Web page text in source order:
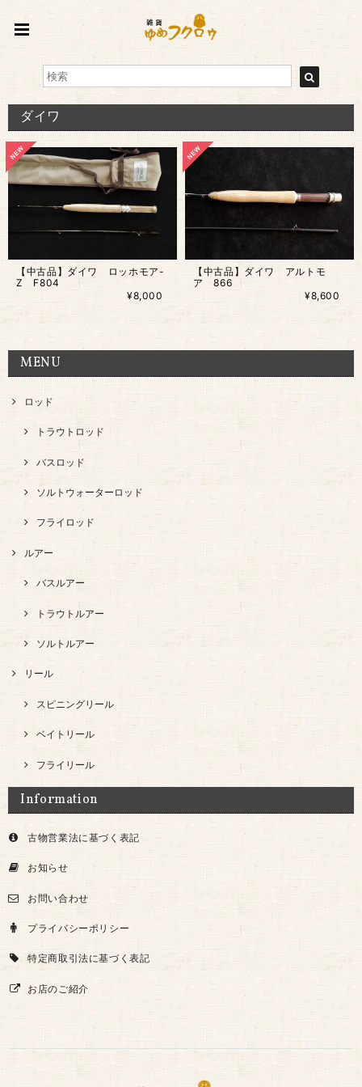
ダイワ
【中古品】ダイワ ロッホモア-
Z F804
¥8,000
【中古品】ダイワ アルトモ
ア 866
¥8,600
MENU
ロッド
トラウトロッド
バスロッド
ソルトウォーターロッド
フライロッド
ルアー
バスルアー
トラウトルアー
ソルトルアー
リール
スピニングリール
ベイトリール
フライリール
Information
古物営業法に基づく表記
お知らせ
お問い合わせ
プライバシーポリシー
特定商取引法に基づく表記
お店のご紹介